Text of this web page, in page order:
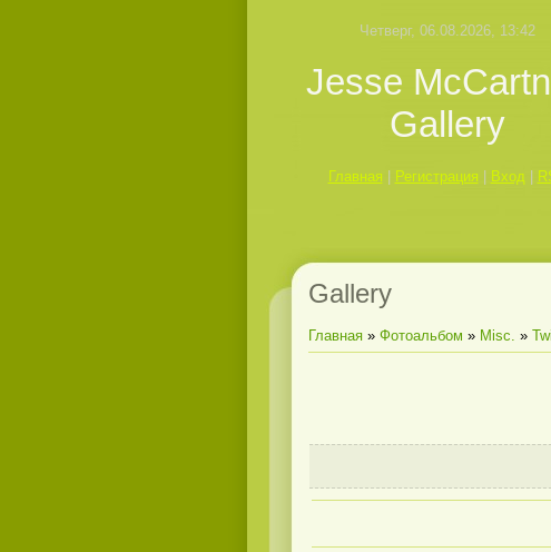
Четверг, 06.08.2026, 13:42
Jesse
Gallery
Главная Регистрация Вход
Gallery
Главная » Фотоальбом » Misc. »